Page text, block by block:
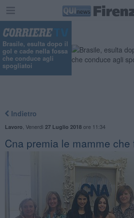
Brasile, esulta dopo il
gol e cade nella fossa
che conduce agli
spogliatoi
Indietro
Lavoro Venerdì 27 Luglio 2018ore 11:34
Cna premia le mamme